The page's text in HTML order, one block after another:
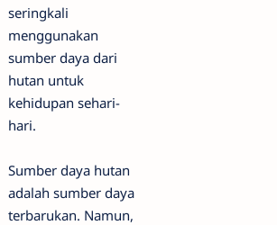
seringkali
menggunakan
sumber daya dari
hutan untuk
kehidupan sehari-
hari.
Sumber daya hutan
adalah sumber daya
terbarukan. Namun,